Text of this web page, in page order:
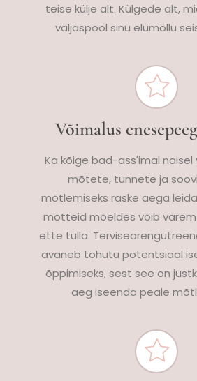
teise külje alt. Külgede alt,
väljaspool sinu elumöllu
Võimalus
Ka kõige bad-ass'imal naisel
mõtete, tunnete ja
mõtlemiseks raske aega
mõtteid mõeldes võib varem
ette tulla.
avaneb tohutu potentsiaal
õppimiseks, sest see on
aeg iseenda peale